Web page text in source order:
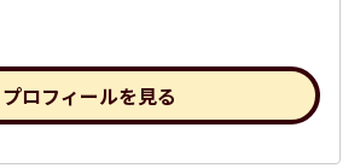
プロフィールを見る